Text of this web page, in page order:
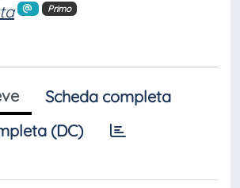
Primo
Scheda completa
(DC)